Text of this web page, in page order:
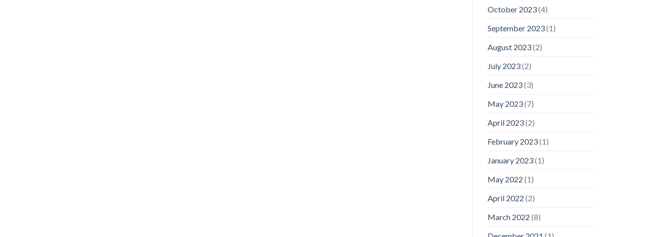
October 2023(4)
September 2023(1)
August 2023(2)
July 2023(2)
June 2023(3)
May 2023(7)
April 2023(2)
February 2023(1)
January 2023(1)
May 2022 (1)
April 2022 (2)
March 2022 (8)